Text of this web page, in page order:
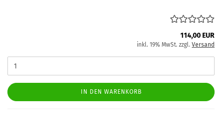
114,00 EUR
inkl. 19% MwSt. zzgl. Versand
IN DEN WARENKORB